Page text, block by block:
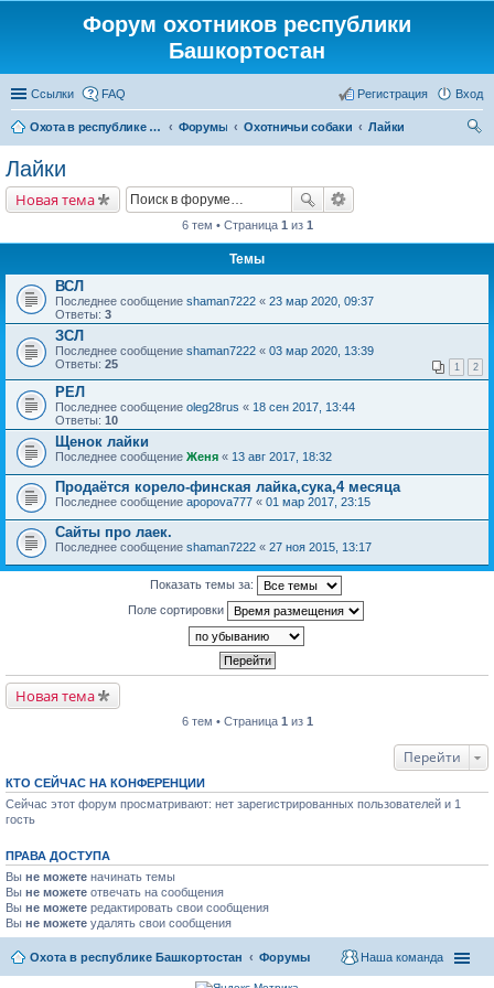
Форум охотников республики
Башкортостан
Ссылки FAQ Вход
Регистрация
Охота в республике Башкортостан Форумы Охотничьи собаки
Лайки
Лайки
Новая тема
6 тем • Страница 1 из 1
Темы
ВСЛ
Последнее сообщение shaman7222 « 23 мар 2020, 09:37
Ответы: 3
ЗСЛ
Последнее сообщение shaman7222 « 03 мар 2020, 13:39
Ответы: 25 1 2
РЕЛ
Последнее сообщение oleg28rus « 18 сен 2017, 13:44
Ответы: 10
Щенок лайки
Последнее сообщение Женя « 13 авг 2017, 18:32
Продаётся корело-финская лайка,сука,4 месяца
Последнее сообщение apopova777 « 01 мар 2017, 23:15
Сайты про лаек.
Последнее сообщение shaman7222 « 27 ноя 2015, 13:17
Показать темы за:
Поле сортировки
Новая тема
6 тем • Страница 1 из 1
Перейти
КТО СЕЙЧАС НА КОНФЕРЕНЦИИ
Сейчас этот форум просматривают: нет зарегистрированных пользователей и 1
гость
ПРАВА ДОСТУПА
Вы не можете начинать темы
Вы не можете отвечать на сообщения
Вы не можете редактировать свои сообщения
Вы не можете удалять свои сообщения
Охота в республике Башкортостан Форумы Наша команда